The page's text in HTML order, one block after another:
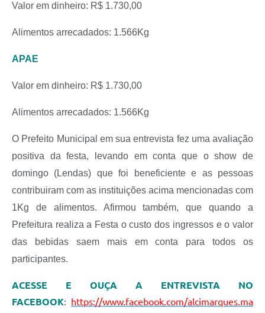
Valor em dinheiro: R$ 1.730,00
Alimentos arrecadados: 1.566Kg
APAE
Valor em dinheiro: R$ 1.730,00
Alimentos arrecadados: 1.566Kg
O Prefeito Municipal em sua entrevista fez uma avaliação
positiva da festa, levando em conta que o show de
domingo (Lendas) que foi beneficiente e as pessoas
contribuiram com as instituições acima mencionadas com
1Kg de alimentos. Afirmou também, que quando a
Prefeitura realiza a Festa o custo dos ingressos e o valor
das bebidas saem mais em conta para todos os
participantes.
ACESSE E OUÇA A ENTREVISTA NO
FACEBOOK: https://www.facebook.com/alcimarques.ma